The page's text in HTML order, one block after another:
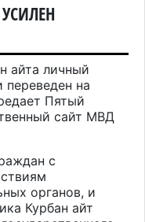
айта личный
переведен на
Пятый
сайт МВД
с
органов, и
Курбан айт